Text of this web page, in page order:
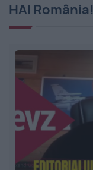
HAI România!